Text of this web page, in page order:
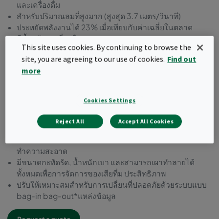
และเครื่องดื่ม
สำหรับปริมาณลมที่สูงมาก (สูงสุด 3.7 เมตร/วินาที)
ประหยัดพลังงานได้ 23% เมื่อเทียบกับค่าเฉลี่ยในตลาด
มีน้ำหนักเบาที่สุดในอุตสาหกรรม
เฟรมแข็งแรงและอากาศไม่รั่ว
ปราศจากการรั่ว 100%: ผ่านการทดสอบการสแกนเป็นราย
ชิ้น
ผ่านการทดสอบความปลอดภัยทางอาหารตามมาตรฐาน EC
1935:2004
ปราศจากสาร BPA, ฟอร์มาลดีไฮด์ และพทาเลต
ทำความสะอาด
มีขนาดกะทัดรัด, น้ำหนักเบา และสามารถเผาทำลายได้
ทั้งหมดเพื่อการจัดการของเสียที่ม ประสิทธิภาพ
ปรับให้เหมาะสมสำหรับการเปลี่ยนที่ปลอดภัยด้วยระบบแบบ
bag-in bag-out*แหล่งข้อมูล
This site uses cookies. By continuing to browse the
site, you are agreeing to our use of cookies. Find out
more
Cookies Settings
Reject All Accept All Cookies